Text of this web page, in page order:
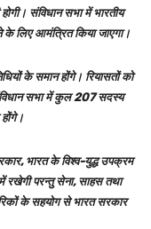
संविधान सभा में भारतीय
के लिए आमंत्रित किया जाएगा।
के समान होंगे। रियासतों को
सभा में कुल 207 सदस्य
भारत के विश्व-युद्ध उपक्रम
रखेगी परन्तु सेना, साहस तथा
के सहयोग से भारत सरकार